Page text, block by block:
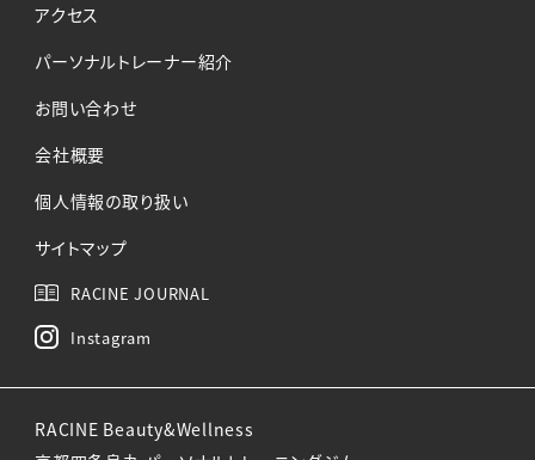
アクセス
パーソナルトレーナー紹介
お問い合わせ
会社概要
個人情報の取り扱い
サイトマップ
RACINE JOURNAL
Instagram
RACINE Beauty&Wellness